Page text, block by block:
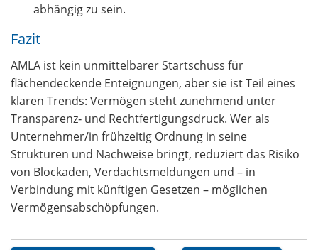
abhängig zu sein.
Fazit
AMLA ist kein unmittelbarer Startschuss für
flächendeckende Enteignungen, aber sie ist Teil eines
klaren Trends: Vermögen steht zunehmend unter
Transparenz‑ und Rechtfertigungsdruck. Wer als
Unternehmer/in frühzeitig Ordnung in seine
Strukturen und Nachweise bringt, reduziert das Risiko
von Blockaden, Verdachtsmeldungen und – in
Verbindung mit künftigen Gesetzen – möglichen
Vermögensabschöpfungen.